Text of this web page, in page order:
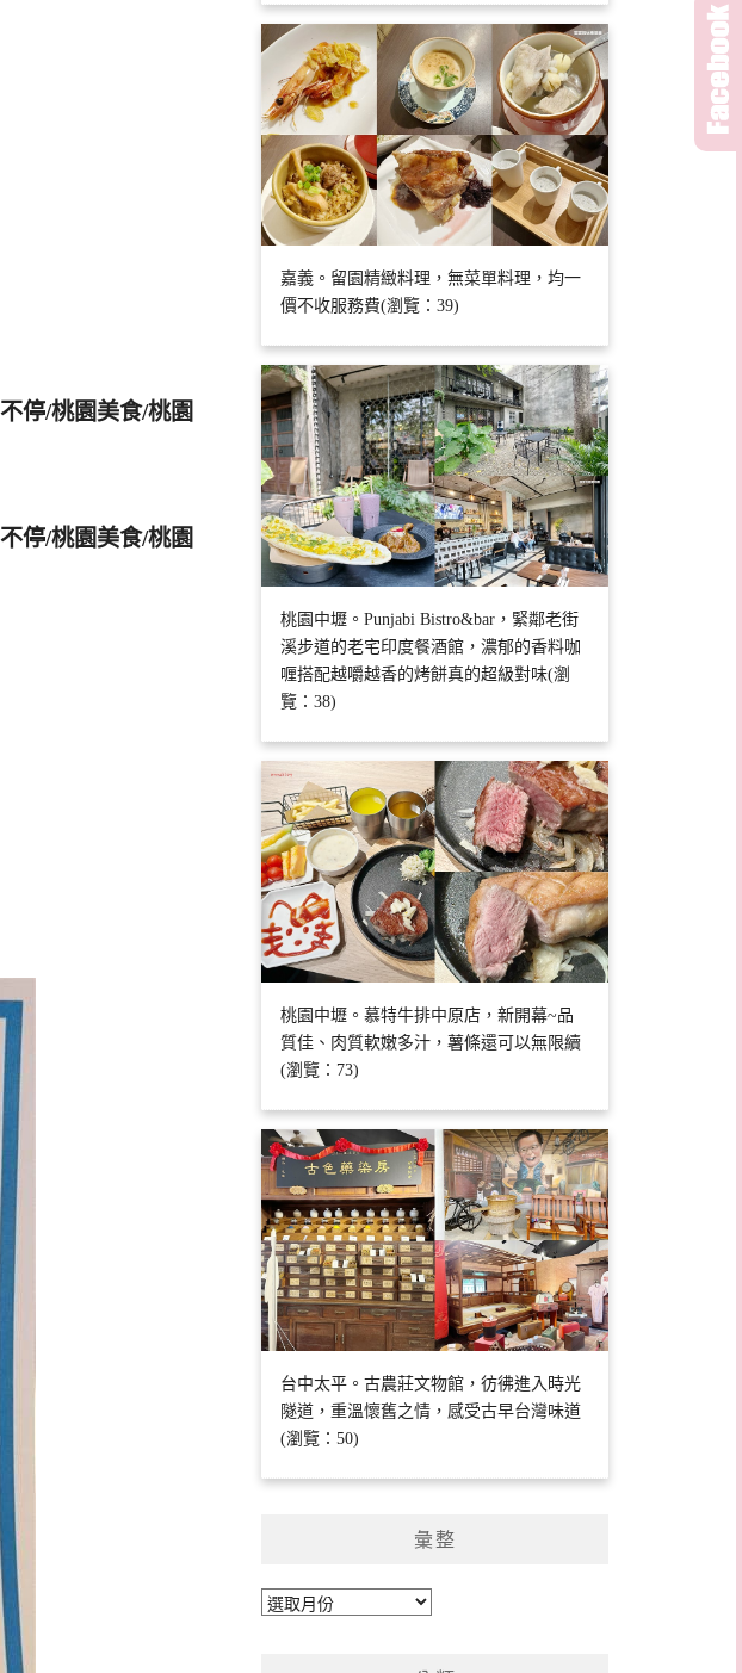
嘉義。留園精緻料理，無菜單料理，均一
價不收服務費(瀏覽：39)
桃園中壢。Punjabi Bistro&bar，緊鄰老街
溪步道的老宅印度餐酒館，濃郁的香料咖
喱搭配越嚼越香的烤餅真的超級對味(瀏
覽：38)
桃園中壢。慕特牛排中原店，新開幕~品
質佳、肉質軟嫩多汁，薯條還可以無限續
(瀏覽：73)
台中太平。古農莊文物館，彷彿進入時光
隧道，重溫懷舊之情，感受古早台灣味道
(瀏覽：50)
彙整
彙